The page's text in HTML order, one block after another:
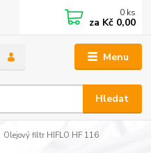
Menu
Hledat
0 ks
za Kč 0,00
Olejový filtr HIFLO HF 116